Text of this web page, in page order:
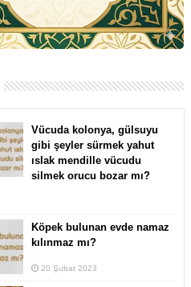
Vücuda kolonya, gülsuyu
gibi şeyler sürmek yahut
ıslak mendille vücudu
silmek orucu bozar mı?
Köpek bulunan evde namaz
kılınmaz mı?
20 Şubat 2023